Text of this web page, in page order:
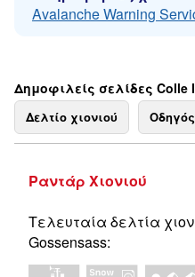
Avalanche Warning
Δημοφιλείς σελίδες Colle
Δελτίο χιονιού Οδηγός
Ραντάρ Χιονιού
Τελευταία δελτία
Gossensass: